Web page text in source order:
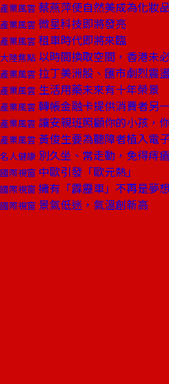
產業風雲 蔡燕萍使自然美成為化妝
產業風雲 微星科技即將發亮
產業風雲 租車時代即將來臨
大陸焦點 以時間換取空間，香港未
產業風雲 拉丁美洲股、匯市劇烈震
產業風雲 生活用藥未來有十年榮景
產業風雲 轉帳金融卡提供消費者另
產業風雲 讓安親班照顧你的小孩，
產業風雲 黃俊生要為聽障者植入電
名人健康 別久坐、常走動，免得痔瘡
國際視窗 中歐引發「歐元熱」
國際視窗 擁有「霹靂車」不再是夢想
國際視窗 景氣低迷，氣溫創新高